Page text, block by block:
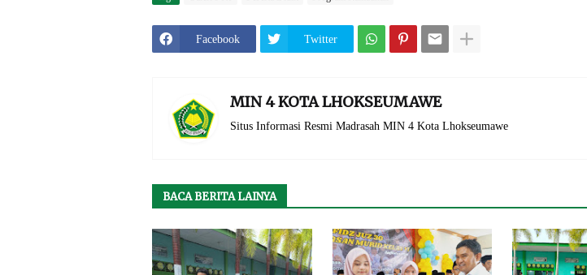
Facebook Twitter
MIN 4 KOTA LHOKSEUMAWE
Situs Informasi Resmi Madrasah MIN 4 Kota Lhokseumawe
BACA BERITA LAINYA